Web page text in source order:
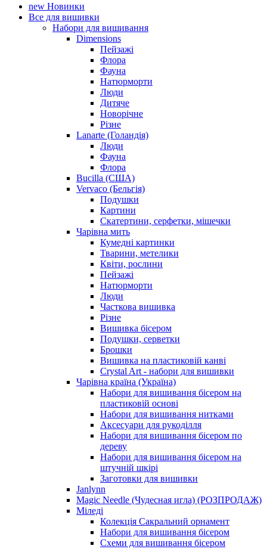
new Новинки
Все для вишивки
Набори для вишивання
Dimensions
Пейзажі
Флора
Фауна
Натюрморти
Люди
Дитяче
Новорічне
Різне
Lanarte (Голандія)
Люди
Фауна
Флора
Bucilla (США)
Vervaco (Бельгія)
Подушки
Картини
Скатертини, серфетки, мішечки
Чарiвна мить
Кумедні картинки
Тварини, метелики
Квіти, рослини
Пейзажі
Натюрморти
Люди
Часткова вишивка
Різне
Вишивка бісером
Подушки, серветки
Брошки
Вишивка на пластиковій канві
Crystal Art - набори для вишивки
Чарівна країна (Україна)
Набори для вишивання бісером на
пластиковій основі
Набори для вишивання нитками
Аксесуари для рукоділля
Набори для вишивання бісером по
дереву
Набори для вишивання бісером на
штучній шкірі
Заготовки для вишивки
Janlynn
Magic Needle (Чудесная игла) (РОЗПРОДАЖ)
Міледі
Колекція Сакральний орнамент
Набори для вишивання бісером
Схеми для вишивання бісером